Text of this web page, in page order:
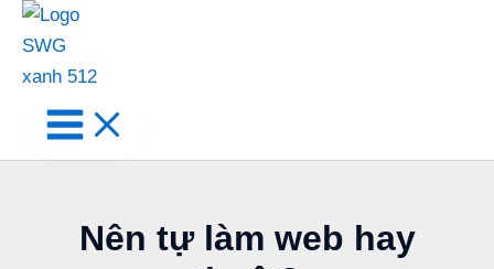
Nên tự làm web hay